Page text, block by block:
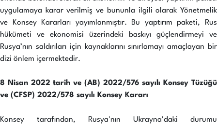
uygulamaya karar verilmiş ve bununla ilgili olarak Yönetmelik
ve Konsey Kararları yayımlanmıştır. Bu yaptırım paketi, Rus
hükümeti ve ekonomisi üzerindeki baskıyı güçlendirmeyi ve
Rusya’nın saldırıları için kaynaklarını sınırlamayı amaçlayan bir
dizi önlem içermektedir.
8 Nisan 2022 tarih ve (AB) 2022/576 sayılı Konsey Tüzüğü
ve (CFSP) 2022/578 sayılı Konsey Kararı
Konsey tarafından, Rusya'nın Ukrayna'daki durumu